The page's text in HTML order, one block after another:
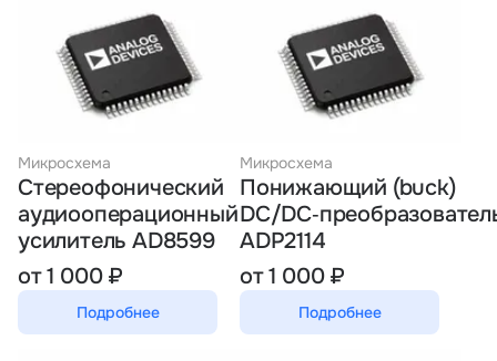
Микросхема
Стереофонический
аудиооперационный
усилитель AD8599
от 1 000 ₽
Подробнее
Микросхема
Понижающий (buck)
DC/
ADP2114
от 1 000 ₽
Подробнее